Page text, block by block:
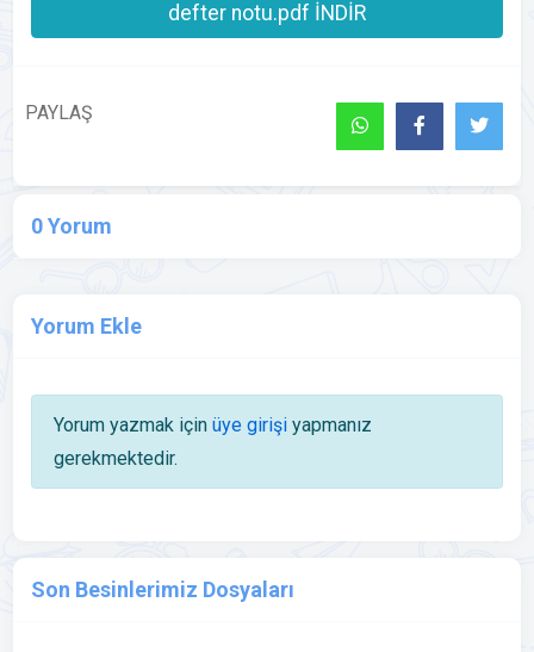
defter notu.pdf İNDİR
PAYLAŞ
0 Yorum
Yorum Ekle
Yorum yazmak için üye girişiyapmanız
gerekmektedir.
Son Besinlerimiz Dosyaları